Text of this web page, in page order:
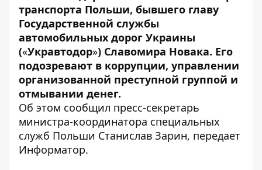
транспорта Польши, бывшего главу
Государственной службы
автомобильных дорог Украины
(«Укравтодор») Славомира Новака. Его
подозревают в коррупции, управлении
организованной преступной группой и
отмывании денег.
Об этом сообщил пресс-секретарь
министра-координатора специальных
служб Польши Станислав Зарин, передает
Информатор.